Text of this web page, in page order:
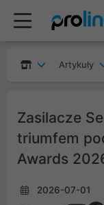
Artykuły
Zasilacze
triumfem
Awards
2026-07-01